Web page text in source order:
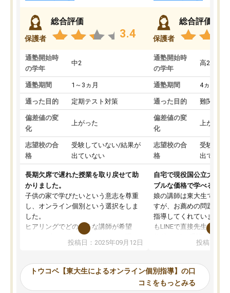
保護者
総合評価
3.4
通塾開始時
の学年
中2
通塾期間 1～3ヵ月
通った目的 定期テスト対策
偏差値の変
化
上がった
志望校の合
格
受験していない/結果が
出ていない
長期欠席で遅れた授業を取り戻せて助
かりました。
子供の家で学びたいという意志を尊重
し、オンライン個別という選択をしま
した。
ヒアリングでどのような講師が希望
か、オプションは付帯するかなど選ぶ
事が出来ました。
ーティングを行い、その講師で良いか
見てから講師を決定する事ができま
投稿日：2025年09月12日
保護者
総合評価
通塾開始時
の学年
高2
通塾期間 4ヵ月～1
通った目的 難関私立
偏差値の変
化
上がった
志望校の合
格
受験して
出ていな
自宅で現役国公立大学生
ブルな価格で学べる
娘の講師は東大生では無
すが、お薦めの問題集や
指導してくれています。
もLINEで直接先生に質問
めれるので、個人に合
いなのがあり(有料)、受
ことをどんなスケジュー
くか相談したのですが、
投稿日：
トウコベ【東大生によるオンライン個別指導】の口
コミをもっとみる